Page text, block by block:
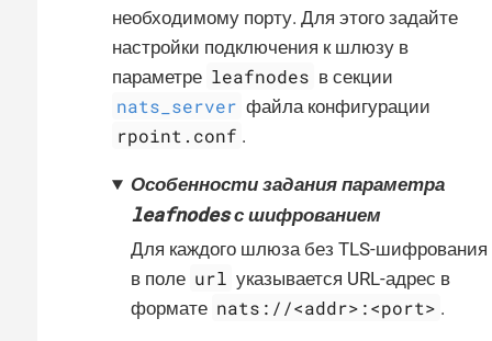
необходимому порту. Для этого задайте
настройки подключения к шлюзу в
параметре leafnodes в секции
nats_server файла конфигурации
rpoint.conf .
Особенности задания параметра
leafnodesс шифрованием
Для каждого шлюза без TLS-шифрования
в поле url указывается URL-адрес в
формате nats://<addr>:<port> .